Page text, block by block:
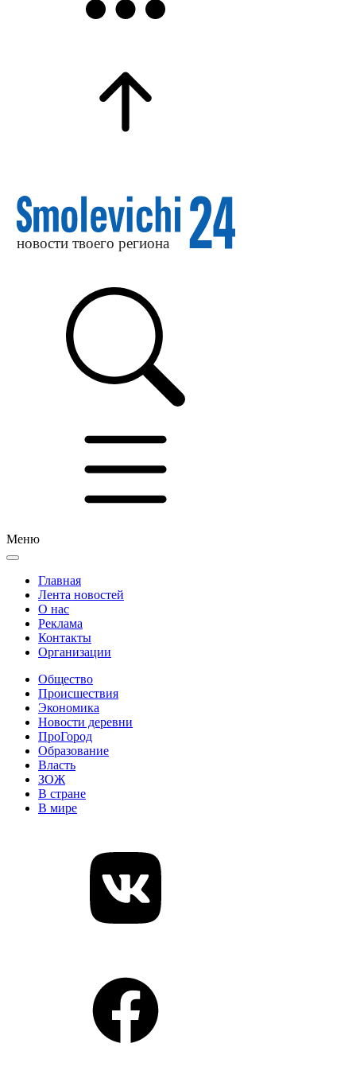
Меню
Главная
Лента новостей
О нас
Реклама
Контакты
Организации
Общество
Происшествия
Экономика
Новости деревни
ПроГород
Образование
Власть
ЗОЖ
В стране
В мире